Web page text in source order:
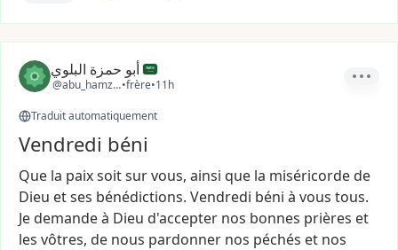
أبو حمزة البلوي
@abu_hamza_22
•frère•11h
Traduit automatiquement
Vendredi béni
Que la paixsoitsurvous, ainsi que la miséricorde de
Dieu etses bénédictions. Vendredi béni à vous tous.
Je demandeà Dieu d'accepter nos bonnes prières et
les vôtres, de nous pardonner nos péchés et nos